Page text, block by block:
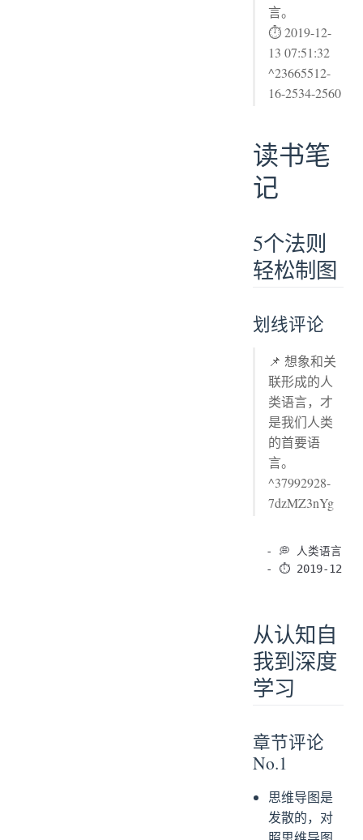
言。
⏱ 2019-12-
13 07:51:32
^23665512-
16-2534-2560
读书笔
记
5个法则
轻松制图
划线评论
📌 想象和关
联形成的人
类语言，才
是我们人类
的首要语
言。
^37992928-
7dzMZ3nYg
- 💭 人类语言
从认知自
我到深度
学习
章节评论
No.1
思维导图是
发散的，对